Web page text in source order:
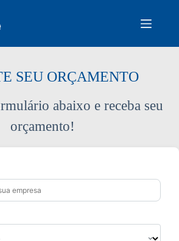
SEU ORÇAMENTO
abaixo e receba seu
orçamento!